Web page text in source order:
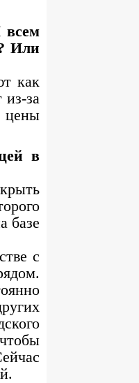
всем
Или
как
за
цены
в
базе
с